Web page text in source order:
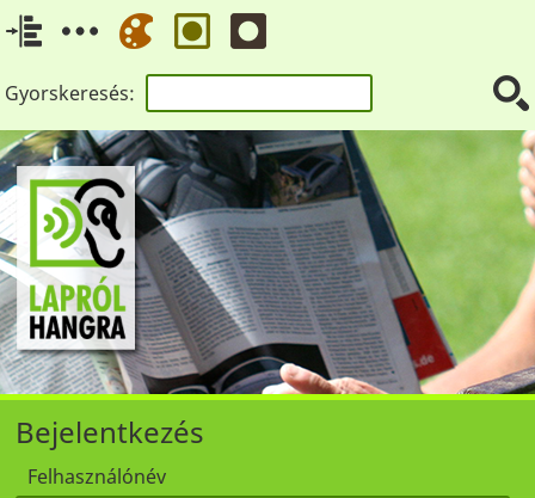
Gyorskeresés:
Bejelentkezés
Felhasználónév